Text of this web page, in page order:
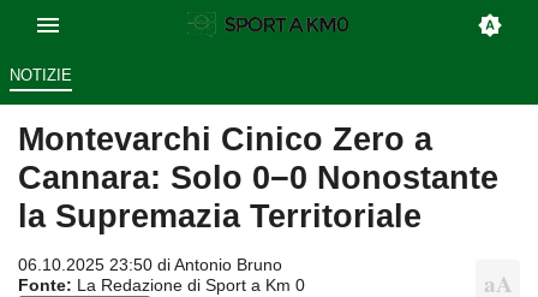
NOTIZIE
Montevarchi Cinico Zero a
Cannara: Solo 0−0 Nonostante
la Supremazia Territoriale
06.10.2025 23:50 diAntonio Bruno
Fonte: La Redazione di Sport a Km 0